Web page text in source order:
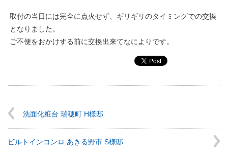
取付の当日には完全に点火せず、ギリギリのタイミングでの交換
となりました。
ご不便をおかけする前に交換出来てなによりです。
洗面化粧台 瑞穂町 H様邸
ビルトインコンロ あきる野市 S様邸